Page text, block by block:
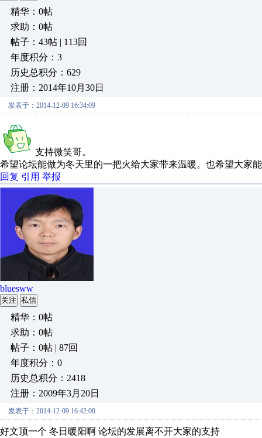
精华：0帖
求助：0帖
帖子：43帖 | 113回
年度积分：3
历史总积分：629
注册：2014年10月30日
发表于：2014-12-09 16:34:09
支持微笑哥。
希望论坛能做为冬天里的一把火给大家带来温暖。也希望大家
回复 引用 举报
bluesww
关注 私信
精华：0帖
求助：0帖
帖子：0帖 | 87回
年度积分：0
历史总积分：2418
注册：2009年3月20日
发表于：2014-12-09 16:42:00
好文顶一个 冬日暖阳啊 论坛的发展离不开大家的支持